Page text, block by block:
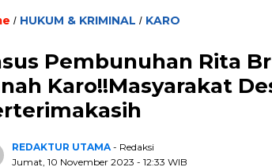
/ HUKUM & KRIMINAL / KARO
Pembunuhan Rita
Karo!!Masyarakat
REDAKTUR UTAMA - Redaksi
Jumat, 10 November 2023 - 12:33 WIB